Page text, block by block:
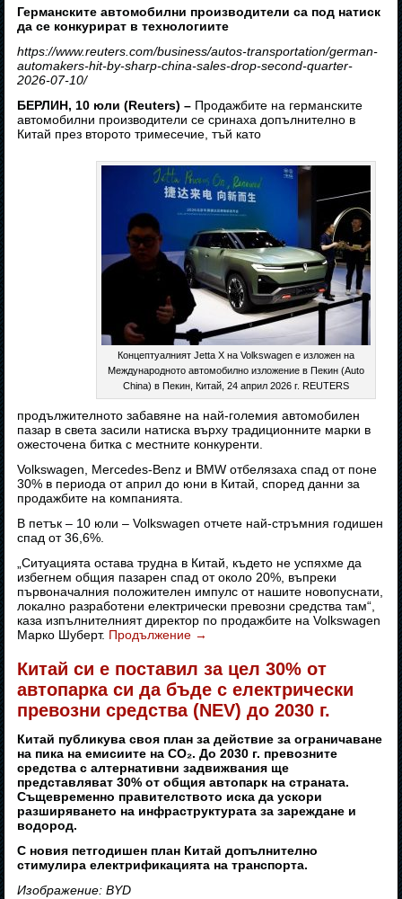
Германските автомобилни производители са под натиск
да се конкурират в технологиите
https://www.reuters.com/business/autos-transportation/german-
automakers-hit-by-sharp-china-sales-drop-second-quarter-
2026-07-10/
БЕРЛИН, 10 юли (Reuters) – Продажбите на германските
автомобилни производители се сринаха допълнително в
Китай през второто тримесечие, тъй като
Концептуалният Jetta X на Volkswagen е изложен на
Международното автомобилно изложение в Пекин (Auto
China) в Пекин, Китай, 24 април 2026 г. REUTERS
продължителното забавяне на най-големия автомобилен
пазар в света засили натиска върху традиционните марки в
ожесточена битка с местните конкуренти.
Volkswagen, Mercedes-Benz и BMW отбелязаха спад от поне
30% в периода от април до юни в Китай, според данни за
продажбите на компанията.
В петък – 10 юли – Volkswagen отчете най-стръмния годишен
спад от 36,6%.
„Ситуацията остава трудна в Китай, където не успяхме да
избегнем общия пазарен спад от около 20%, въпреки
първоначалния положителен импулс от нашите новопуснати,
локално разработени електрически превозни средства там“,
каза изпълнителният директор по продажбите на Volkswagen
Марко Шуберт. Продължение →
Китай си е поставил за цел 30% от
автопарка си да бъде с електрически
превозни средства (NEV) до 2030 г.
Китай публикува своя план за действие за ограничаване
на пика на емисиите на CO₂. До 2030 г. превозните
средства с алтернативни задвижвания ще
представляват 30% от общия автопарк на страната.
Същевременно правителството иска да ускори
разширяването на инфраструктурата за зареждане и
водород.
С новия петгодишен план Китай допълнително
стимулира електрификацията на транспорта.
Изображение: BYD